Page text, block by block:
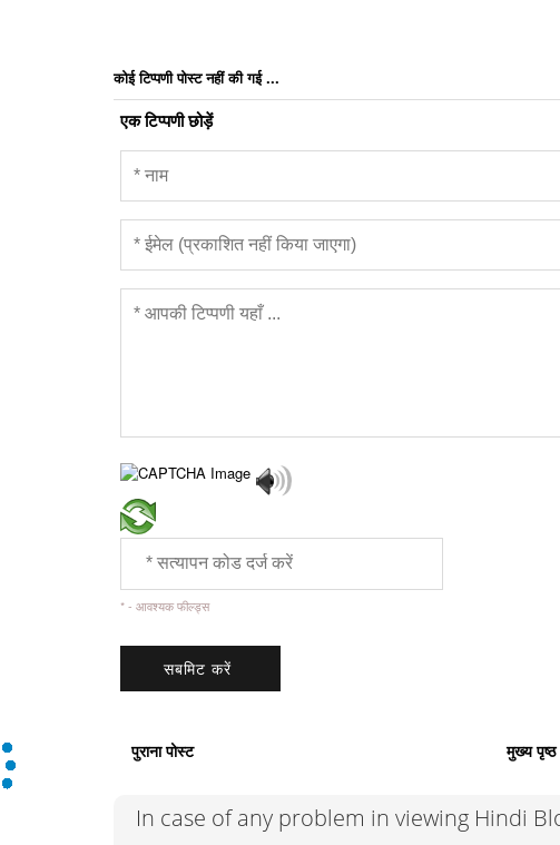
कोई टिप्पणी पोस्ट नहीं की गई ...
एक टिप्पणी छोड़ें
* - आवश्यक फील्ड्स
पुराना पोस्ट मुख्य पृष्ठ
In case of any problem in viewing Hindi